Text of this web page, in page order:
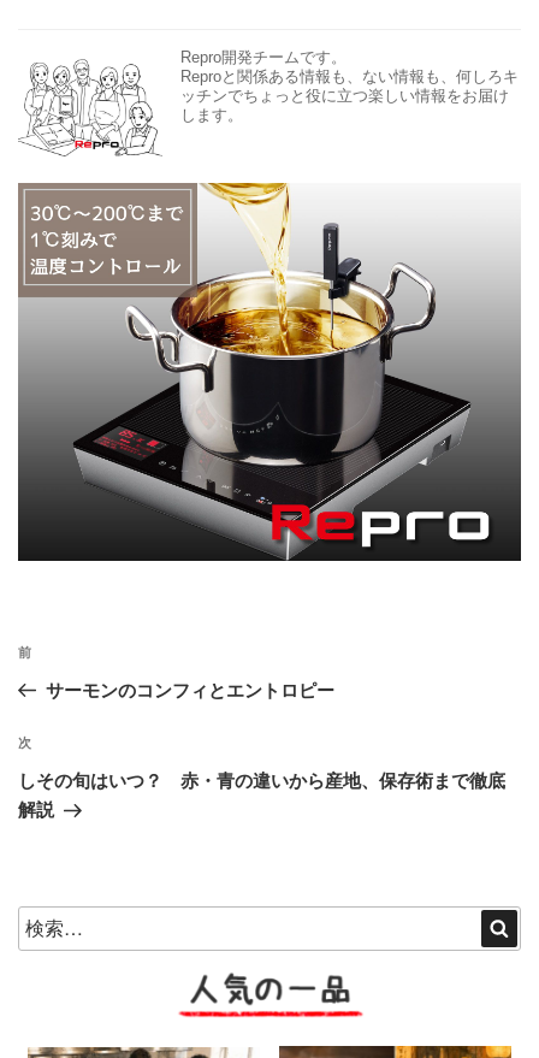
Repro開発チームです。
Reproと関係ある情報も、ない情報も、何しろキ
ッチンでちょっと役に立つ楽しい情報をお届け
します。
投
ビ
ゲ
ー
ン
前
の
稿
前
サーモンのコンフィとエントロピー
次
の
投
次
しその旬はいつ？ 赤・青の違いから産地、保存術まで徹底
解説
検
索:
索